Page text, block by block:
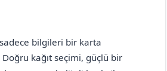
bilgileri bir karta
kağıt seçimi, güçlü bir